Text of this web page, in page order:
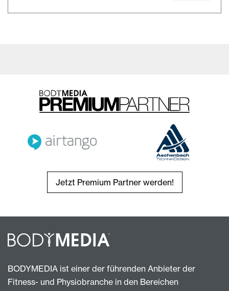
Jetzt Premium Partner werden!
BODYMEDIA ist einer der führenden Anbieter der
Fitness- und Physiobranche in den Bereichen